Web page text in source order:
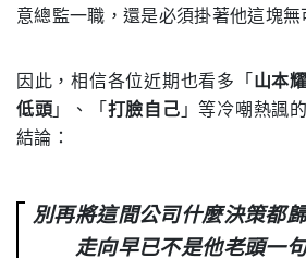
意總監一職，還是必須掛著他這塊無
因此，相信各位近期也看多「山本
低頭 」、「打臉自己 」等冷嘲熱諷
結論：
別再將這間公司什麼決策都
走向早已不是他老頭一